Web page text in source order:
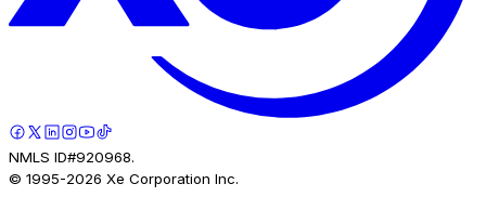
NMLS ID#920968.
© 1995-2026 Xe Corporation Inc.